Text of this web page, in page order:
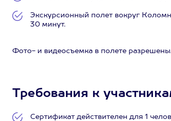
Экскурсионный полет вокруг
30 минут.
Фото- и видеосъемка в полете
Требования к
Сертификат действителен для 1